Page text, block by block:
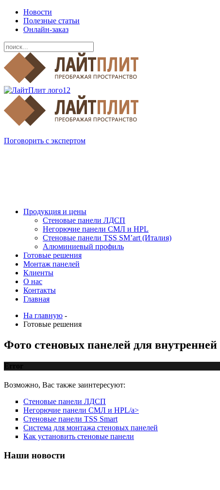
Новости
Полезные статьи
Онлайн-заказ
Поговорить с экспертом
Продукция и цены
Стеновые панели ЛДСП
Негорючие панели СМЛ и HPL
Стеновые панели TSS SM’art (Италия)
Алюминиевый профиль
Готовые решения
Монтаж панелей
Клиенты
О нас
Контакты
Главная
На главную -
Готовые решения
Фото стеновых панелей для внутренней
Error
Возможно, Вас также заинтересуют:
Стеновые панели ЛДСП
Негорючие панели СМЛ и HPL/a>
Стеновые панели TSS Smart
Система для монтажа стеновых панелей
Как установить стеновые панели
Наши новости